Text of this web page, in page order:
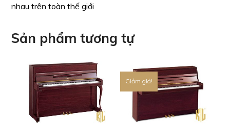
nhau trên toàn thế giới
Sản phẩm tương tự
Giảm giá!